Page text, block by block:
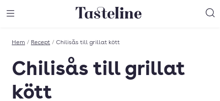
Till Tastelines startsida
Hem / Recept / Chilisås till grillat kött
Chilisås till grillat
kött